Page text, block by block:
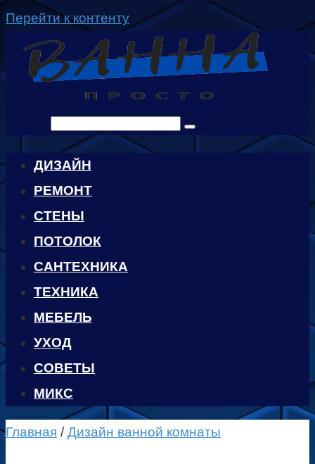
Перейти к контенту
ДИЗАЙН
РЕМОНТ
СТЕНЫ
ПОТОЛОК
САНТЕХНИКА
ТЕХНИКА
МЕБЕЛЬ
УХОД
CОВЕТЫ
МИКС
Главная / Дизайн ванной комнаты